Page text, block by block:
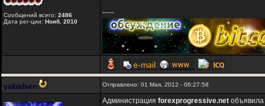
Сообщений всего: 2486
Дата рег-ции: Нояб. 2010
-----
yakodsen Отправлено: 01 Мая, 2012 - 06:27:58
Администрация forexprogressive.net объявила